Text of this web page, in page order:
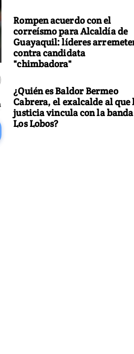
Rompen acuerdo con el
correísmo para Alcaldía de
Guayaquil: líderes
contra candidata
"chimbadora"
¿Quién es Baldor Bermeo
Cabrera, el exalcalde al que
justicia vincula con la banda
Los Lobos?